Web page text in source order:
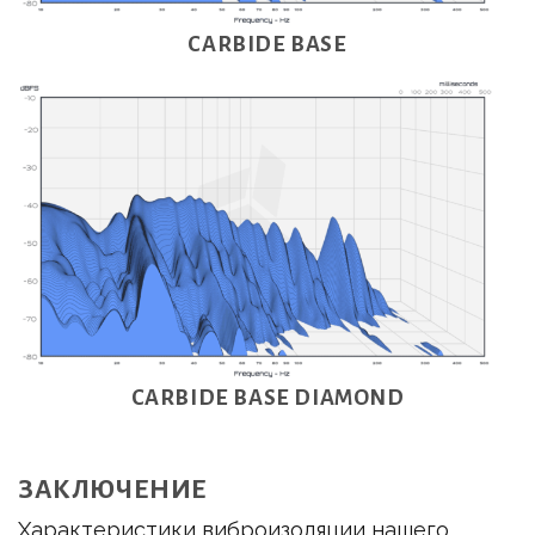
CARBIDE BASE
CARBIDE BASE DIAMOND
ЗАКЛЮЧЕНИЕ
Характеристики виброизоляции нашего